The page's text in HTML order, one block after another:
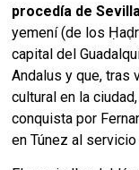
procedía de
yemení (de los
capital del
Andalus y que,
cultural en la
conquista por
en Túnez al